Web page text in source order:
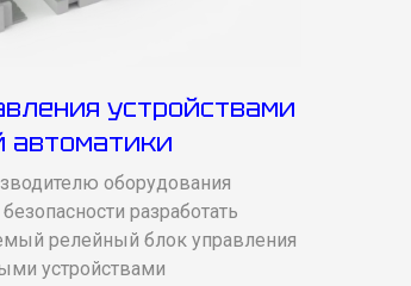
устройствами
автоматики
оборудования
разработать
релейный блок управления
устройствами